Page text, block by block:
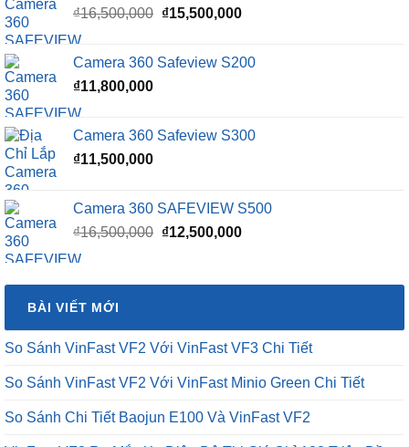
₫16,500,000 Giá
₫16,500,000.
₫15,500,000Giá
là:
Camera 360 Safeview S200
₫11,800,000
Camera 360 Safeview S300
₫11,500,000
Camera 360 SAFEVIEW S500
₫16,500,000 Giá
₫16,500,000.
₫12,500,000Giá
là:
BÀI VIẾT MỚI
So Sánh VinFast VF2 Với VinFast VF3 Chi Tiết
So Sánh VinFast VF2 Với VinFast Minio Green Chi Tiết
So Sánh Chi Tiết Baojun E100 Và VinFast VF2